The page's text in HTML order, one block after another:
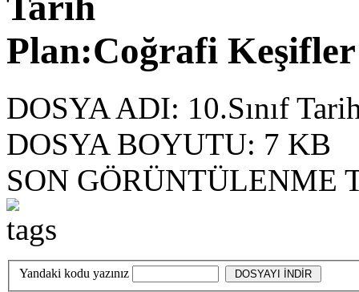
Plan:Coğrafi Keşifler
DOSYA ADI: 10.Sınıf
DOSYA BOYUTU: 7 KB
SON GÖRÜNTÜLENME
Yandaki kodu yazınız